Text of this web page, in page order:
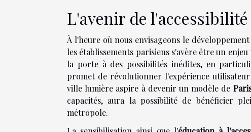
L'avenir de
À l'heure où nous envisageons le
les établissements parisiens s'avère être un
la porte à des possibilités inédites, en
promet de révolutionner l'expérience
ville lumière aspire à devenir un modèle de
capacités, aura la possibilité de bénéficier
métropole.